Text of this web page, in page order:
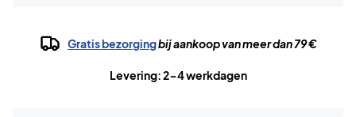
Gratis bezorgingbij aankoop van meer dan 79 €
Levering: 2-4 werkdagen